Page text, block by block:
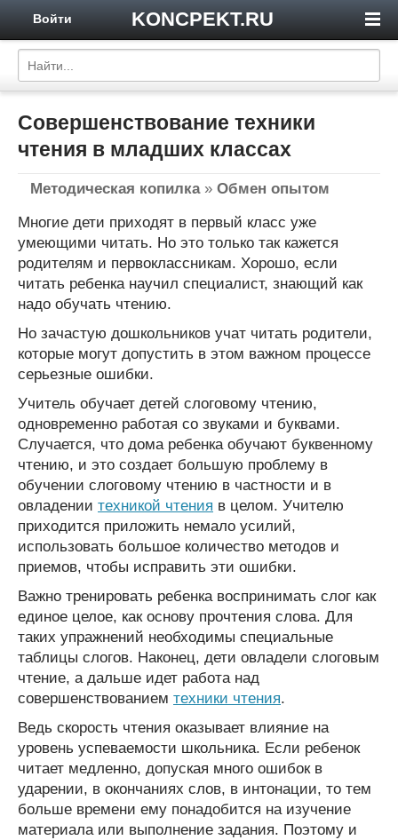
KONCPEKT.RU
Войти
Совершенствование техники
чтения в младших классах
Методическая копилка» Обмен опытом
Многие дети приходят в первый класс уже
умеющими читать. Но это только так кажется
родителям и первоклассникам. Хорошо, если
читать ребенка научил специалист, знающий как
надо обучать чтению.
Но зачастую дошкольников учат читать родители,
которые могут допустить в этом важном процессе
серьезные ошибки.
Учитель обучает детей слоговому чтению,
одновременно работая со звуками и буквами.
Случается, что дома ребенка обучают буквенному
чтению, и это создает большую проблему в
обучении слоговому чтению в частности и в
овладении техникой чтения в целом. Учителю
приходится приложить немало усилий,
использовать большое количество методов и
приемов, чтобы исправить эти ошибки.
Важно тренировать ребенка воспринимать слог как
единое целое, как основу прочтения слова. Для
таких упражнений необходимы специальные
таблицы слогов. Наконец, дети овладели слоговым
чтение, а дальше идет работа над
совершенствованием техники чтения.
Ведь скорость чтения оказывает влияние на
уровень успеваемости школьника. Если ребенок
читает медленно, допуская много ошибок в
ударении, в окончаниях слов, в интонации, то тем
больше времени ему понадобится на изучение
материала или выполнение задания. Поэтому и